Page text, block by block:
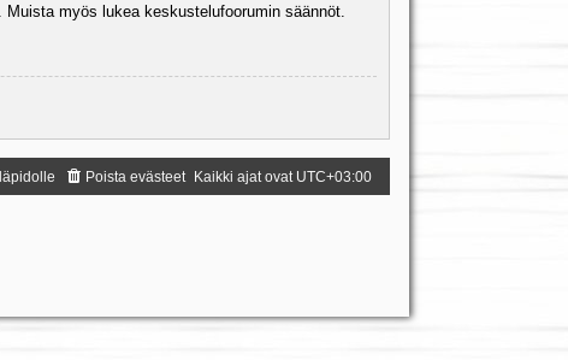
myös lukea keskustelufoorumin säännöt.
Kaikki ajat ovat UTC+03:00
Poista evästeet